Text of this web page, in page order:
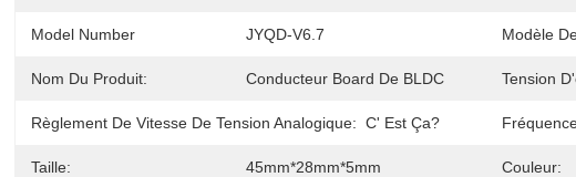
Model Number JYQD-V6.7 Modèle
Nom Du Produit: Conducteur Board De BLDC Tension
Règlement De Vitesse De Tension Analogique: C' Est Ça?
Taille: 45mm*28mm*5mm Couleur: